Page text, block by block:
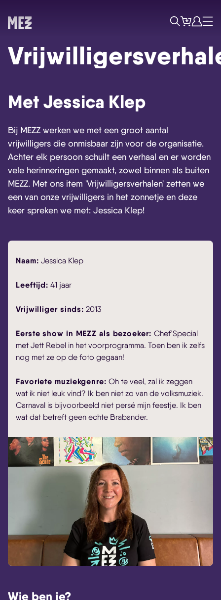
ZoekTicketsAccount
Menu
Met Jessica Klep
Bij MEZZ werken we met een groot aantal
vrijwilligers die onmisbaar zijn voor de organisatie.
Achter elk persoon schuilt een verhaal en er worden
vele herinneringen gemaakt, zowel binnen als buiten
MEZZ. Met ons item 'Vrijwilligersverhalen' zetten we
een van onze vrijwilligers in het zonnetje en deze
keer spreken we met: Jessica Klep!
Naam: Jessica Klep
Leeftijd: 41 jaar
Vrijwilliger sinds: 2013
Eerste show in MEZZ als bezoeker: Chef’Special
met Jett Rebel in het voorprogramma. Toen ben ik zelfs
nog met ze op de foto gegaan!
Favoriete muziekgenre: Oh te veel, zal ik zeggen
wat ik niet leuk vind? Ik ben niet zo van de volksmuziek.
Carnaval is bijvoorbeeld niet persé mijn feestje. Ik ben
wat dat betreft geen echte Brabander.
Wie ben je?